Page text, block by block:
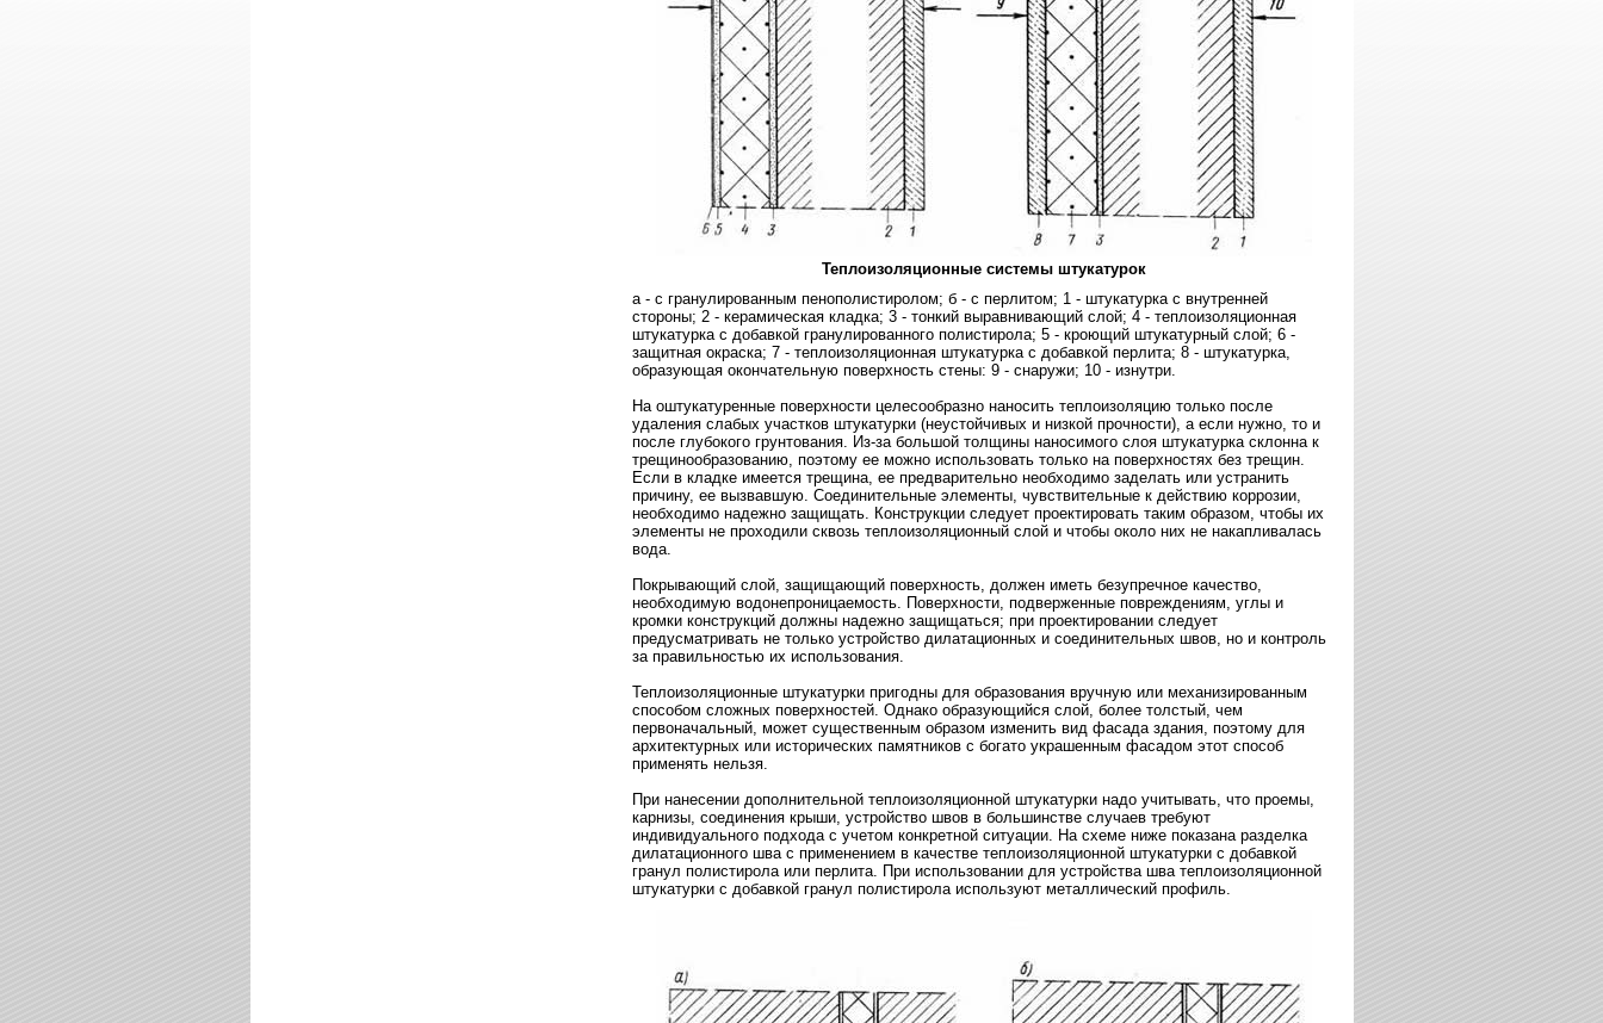
Теплоизоляционные системы штукатурок
а - с гранулированным пенополистиролом; б - с перлитом; 1 - штукатурка с внутренней
стороны; 2 - керамическая кладка; 3 - тонкий выравнивающий слой; 4 - теплоизоляционная
штукатурка с добавкой гранулированного полистирола; 5 - кроющий штукатурный слой; 6 -
защитная окраска; 7 - теплоизоляционная штукатурка с добавкой перлита; 8 - штукатурка,
образующая окончательную поверхность стены: 9 - снаружи; 10 - изнутри.
На оштукатуренные поверхности целесообразно наносить теплоизоляцию только после
удаления слабых участков штукатурки (неустойчивых и низкой прочности), а если нужно, то и
после глубокого грунтования. Из-за большой толщины наносимого слоя штукатурка склонна к
трещинообразованию, поэтому ее можно использовать только на поверхностях без трещин.
Если в кладке имеется трещина, ее предварительно необходимо заделать или устранить
причину, ее вызвавшую. Соединительные элементы, чувствительные к действию коррозии,
необходимо надежно защищать. Конструкции следует проектировать таким образом, чтобы их
элементы не проходили сквозь теплоизоляционный слой и чтобы около них не накапливалась
вода.
Покрывающий слой, защищающий поверхность, должен иметь безупречное качество,
необходимую водонепроницаемость. Поверхности, подверженные повреждениям, углы и
кромки конструкций должны надежно защищаться; при проектировании следует
предусматривать не только устройство дилатационных и соединительных швов, но и контроль
за правильностью их использования.
Теплоизоляционные штукатурки пригодны для образования вручную или механизированным
способом сложных поверхностей. Однако образующийся слой, более толстый, чем
первоначальный, может существенным образом изменить вид фасада здания, поэтому для
архитектурных или исторических памятников с богато украшенным фасадом этот способ
применять нельзя.
При нанесении дополнительной теплоизоляционной штукатурки надо учитывать, что проемы,
карнизы, соединения крыши, устройство швов в большинстве случаев требуют
индивидуального подхода с учетом конкретной ситуации. На схеме ниже показана разделка
дилатационного шва с применением в качестве теплоизоляционной штукатурки с добавкой
гранул полистирола или перлита. При использовании для устройства шва теплоизоляционной
штукатурки с добавкой гранул полистирола используют металлический профиль.